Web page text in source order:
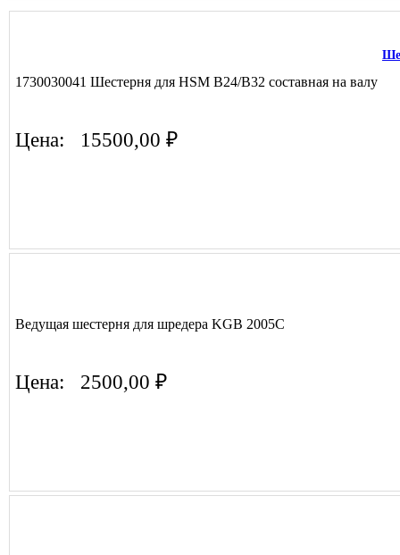
1730030041 Шестерня для HSM B24/B32 составная на валу
Цена: 15500,00 ₽
Ведущая шестерня для шредера KGB 2005C
Цена: 2500,00 ₽